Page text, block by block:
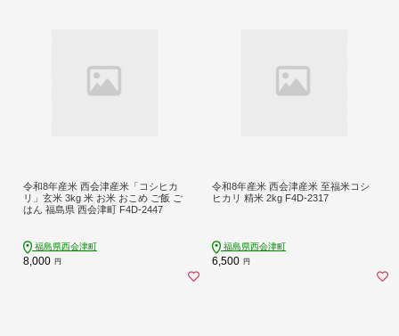
令和8年産米 西会津産米「コシヒカ
リ」玄米 3kg 米 お米 おこめ ご飯 ご
はん 福島県 西会津町 F4D-2447
福島県西会津町
8,000 円
令和8年産米 西会津産米 至福米コシ
ヒカリ 精米 2kg F4D-2317
福島県西会津町
6,500 円